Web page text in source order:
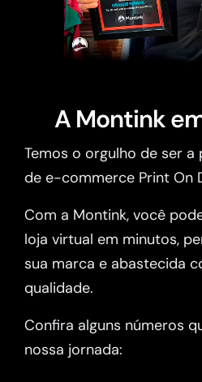
A Montink
Temos o orgulho de ser
de e-commerce Print On
Com a Montink, você
loja virtual em minutos,
sua marca e abastecida
qualidade.
Confira alguns números
nossa jornada: